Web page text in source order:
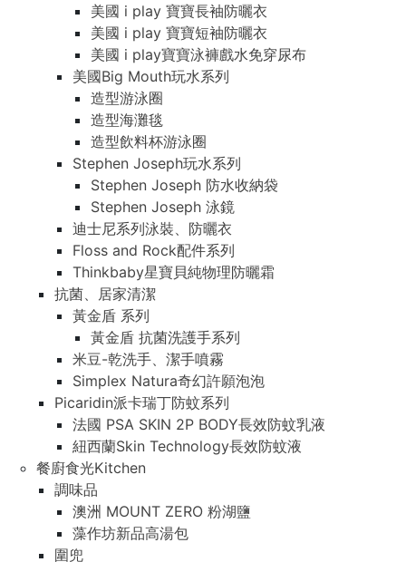
美國 i play 寶寶長袖防曬衣
美國 i play 寶寶短袖防曬衣
美國 i play寶寶泳褲戲水免穿尿布
美國Big Mouth玩水系列
造型游泳圈
造型海灘毯
造型飲料杯游泳圈
Stephen Joseph玩水系列
Stephen Joseph 防水收納袋
Stephen Joseph 泳鏡
迪士尼系列泳裝、防曬衣
Floss and Rock配件系列
Thinkbaby星寶貝純物理防曬霜
抗菌、居家清潔
黃金盾 系列
黃金盾 抗菌洗護手系列
米豆-乾洗手、潔手噴霧
Simplex Natura奇幻許願泡泡
Picaridin派卡瑞丁防蚊系列
法國 PSA SKIN 2P BODY長效防蚊乳液
紐西蘭Skin Technology長效防蚊液
餐廚食光Kitchen
調味品
澳洲 MOUNT ZERO 粉湖鹽
藻作坊新品高湯包
圍兜